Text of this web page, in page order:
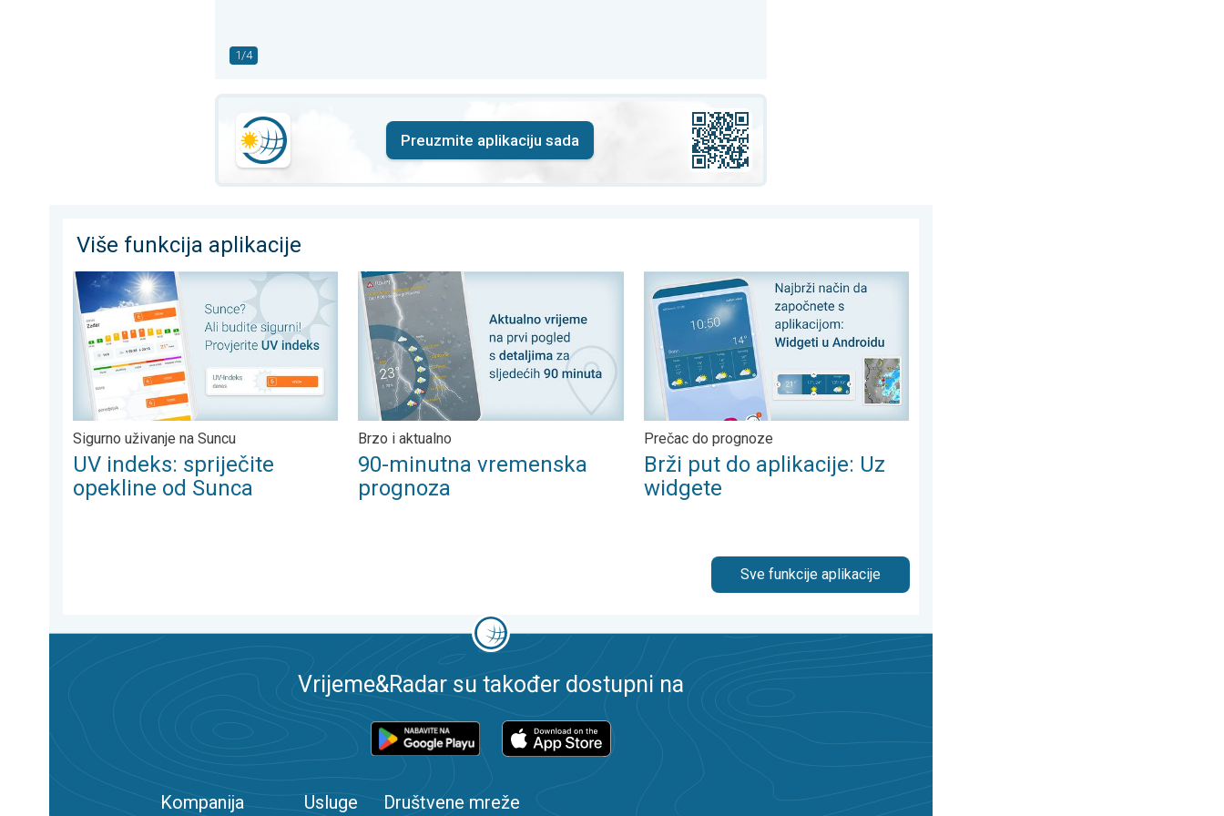
1/4
Preuzmite aplikaciju sada
Više funkcija aplikacije
UV indeks: spriječite opekline od Sunca. Sigurno uživanje na Suncu. . .
Sigurno uživanje na Suncu
UV indeks: spriječite
opekline od Sunca
90-minutna vremenska prognoza. Brzo i aktualno. . .
Brzo i aktualno
90-minutna vremenska
prognoza
Brži put do aplikacije: Uz widgete. Prečac do prognoze. . .
Prečac do prognoze
Brži put do aplikacije: Uz
widgete
Sve funkcije aplikacije
Vrijeme&Radar su također dostupni na
Kompanija Usluge Društvene mreže